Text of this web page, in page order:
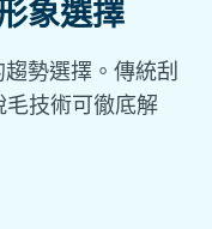
象選擇
勢選擇。傳統刮
技術可徹底解